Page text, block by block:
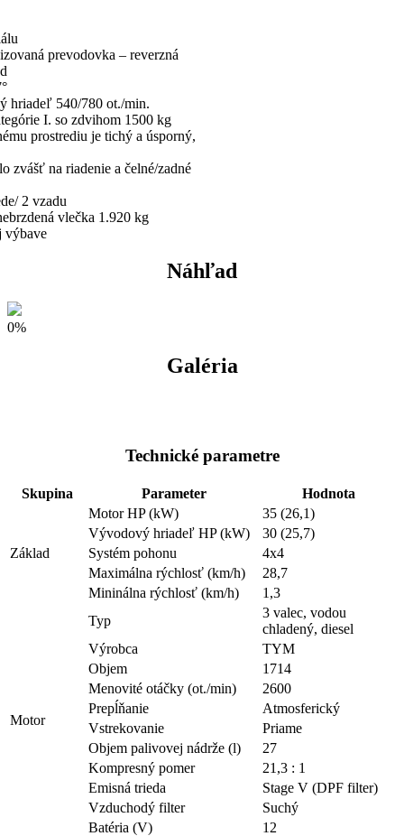
prevodovka – reverzná
hriadeľ 540/780 ot./min.
I. so zdvihom 1500 kg
prostrediu je tichý a úsporný,
zvášť na riadenie a čelné/zadné
2 vzadu
vlečka 1.920 kg
výbave
Náhľad
0%
Galéria
Technické parametre
Skupina Parameter Hodnota
Základ
Motor HP (kW)
35 (26,1)
Vývodový hriadeľ HP (kW)
30 (25,7)
Systém pohonu
4x4
Maximálna rýchlosť (km/h)
28,7
Mininálna rýchlosť (km/h)
1,3
Motor
Typ
3 valec, vodou
chladený, diesel
Výrobca
TYM
Objem
1714
Menovité otáčky (ot./min)
2600
Prepĺňanie
Atmosferický
Vstrekovanie
Priame
Objem palivovej nádrže (l)
27
Kompresný pomer
21,3 : 1
Emisná trieda
Stage V (DPF filter)
Vzduchodý filter
Suchý
Batéria (V)
12